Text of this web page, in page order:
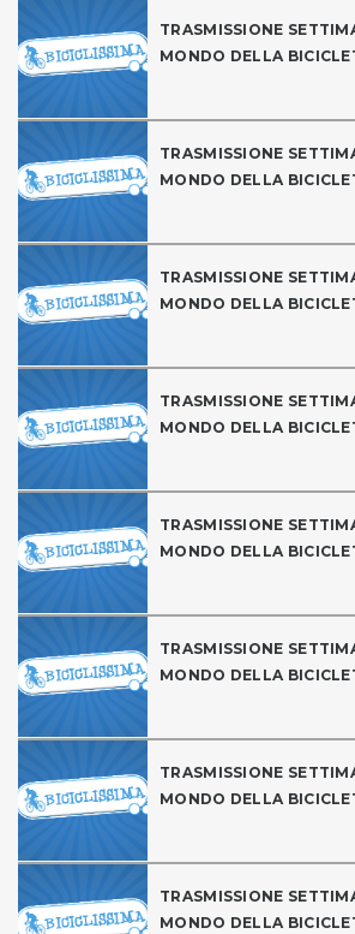
TRASMISSIONE
MONDO DELLA
TRASMISSIONE
MONDO DELLA
TRASMISSIONE
MONDO DELLA
TRASMISSIONE
MONDO DELLA
TRASMISSIONE
MONDO DELLA
TRASMISSIONE
MONDO DELLA
TRASMISSIONE
MONDO DELLA
TRASMISSIONE
MONDO DELLA